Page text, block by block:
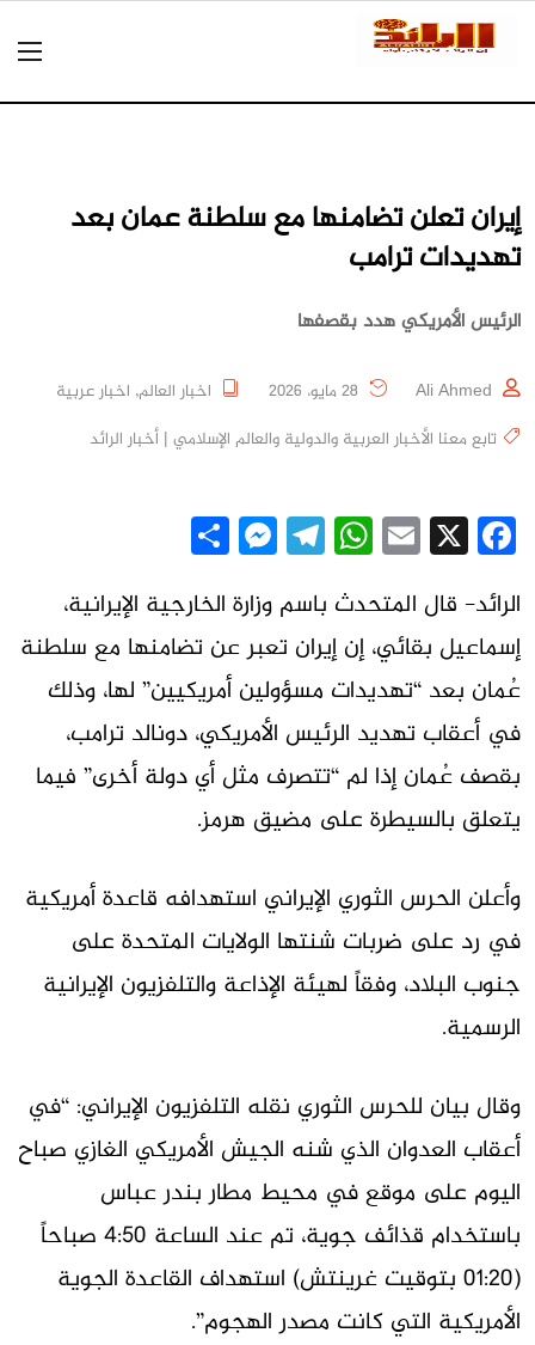
إيران تعلن تضامنها مع سلطنة عمان بعد
تهديدات ترامب
الرئيس الأمريكي هدد بقصفها
Ali Ahmed اخبار العالم, اخبار عربية
تابع معنا الأخبار العربية والدولية والعالم الإسلامي | أخبار الرائد
Facebook
X
Email
WhatsApp
Telegram
Messenger
الرائد- قال المتحدث باسم وزارة الخارجية الإيرانية،
إسماعيل بقائي، إن إيران تعبر عن تضامنها مع سلطنة
عُمان بعد “تهديدات مسؤولين أمريكيين” لها، وذلك
في أعقاب تهديد الرئيس الأمريكي، دونالد ترامب،
بقصف عُمان إذا لم “تتصرف مثل أي دولة أخرى” فيما
يتعلق بالسيطرة على مضيق هرمز.
وأعلن الحرس الثوري الإيراني استهدافه قاعدة أمريكية
في رد على ضربات شنتها الولايات المتحدة على
جنوب البلاد، وفقاً لهيئة الإذاعة والتلفزيون الإيرانية
الرسمية.
وقال بيان للحرس الثوري نقله التلفزيون الإيراني: “في
أعقاب العدوان الذي شنه الجيش الأمريكي الغازي صباح
اليوم على موقع في محيط مطار بندر عباس
باستخدام قذائف جوية، تم عند الساعة 4:50 صباحاً
(01:20 بتوقيت غرينتش) استهداف القاعدة الجوية
الأمريكية التي كانت مصدر الهجوم”.